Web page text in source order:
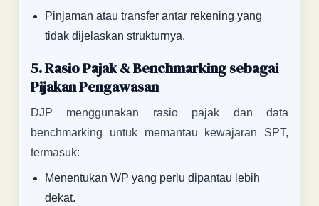
Pinjaman atau transfer antar rekening yang
tidak dijelaskan strukturnya.
5. Rasio Pajak & Benchmarking sebagai
Pijakan Pengawasan
DJP menggunakan rasio pajak dan data
benchmarking untuk memantau kewajaran SPT,
termasuk:
Menentukan WP yang perlu dipantau lebih
dekat.